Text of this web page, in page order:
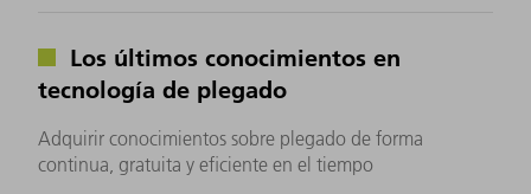
Los últimos conocimientos en
tecnología de plegado
Adquirir conocimientos sobre plegado de forma
continua, gratuita y eficiente en el tiempo